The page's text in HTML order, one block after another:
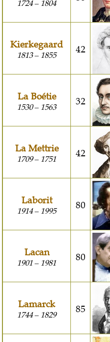
1724– 1804
Kierkegaard
1813– 1855 42
La Boétie
1530– 1563 32
La Mettrie
1709– 1751 42
Laborit
1914– 1995 80
Lacan
1901 – 1981 80
Lamarck
1744– 1829 85